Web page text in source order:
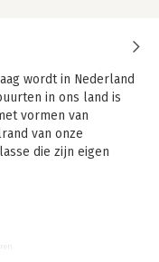
wordt in Nederland
in ons land is
vormen van
van onze
die zijn eigen
of proberen soms